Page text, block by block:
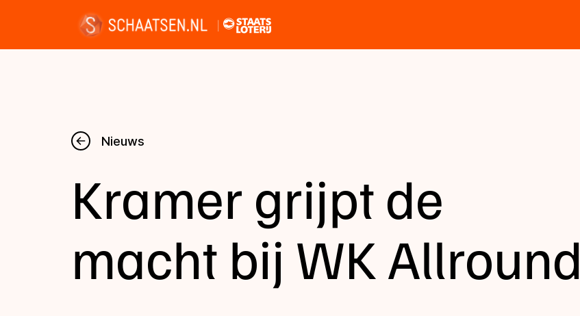
Nieuws
Kalender
Disciplines
Uitslagen
Nieuws
Kramer grijpt de
macht bij WK Allround